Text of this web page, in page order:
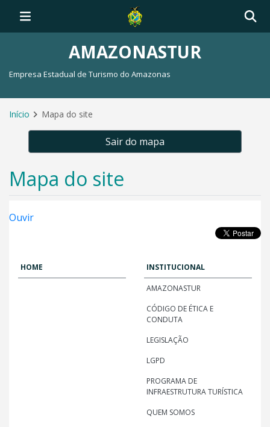
AMAZONASTUR
Empresa Estadual de Turismo do Amazonas
Início Mapa do site
Sair do mapa
Mapa do site
Ouvir
HOME INSTITUCIONAL
AMAZONASTUR
CÓDIGO DE ÉTICA E
CONDUTA
LEGISLAÇÃO
LGPD
PROGRAMA DE
INFRAESTRUTURA TURÍSTICA
QUEM SOMOS